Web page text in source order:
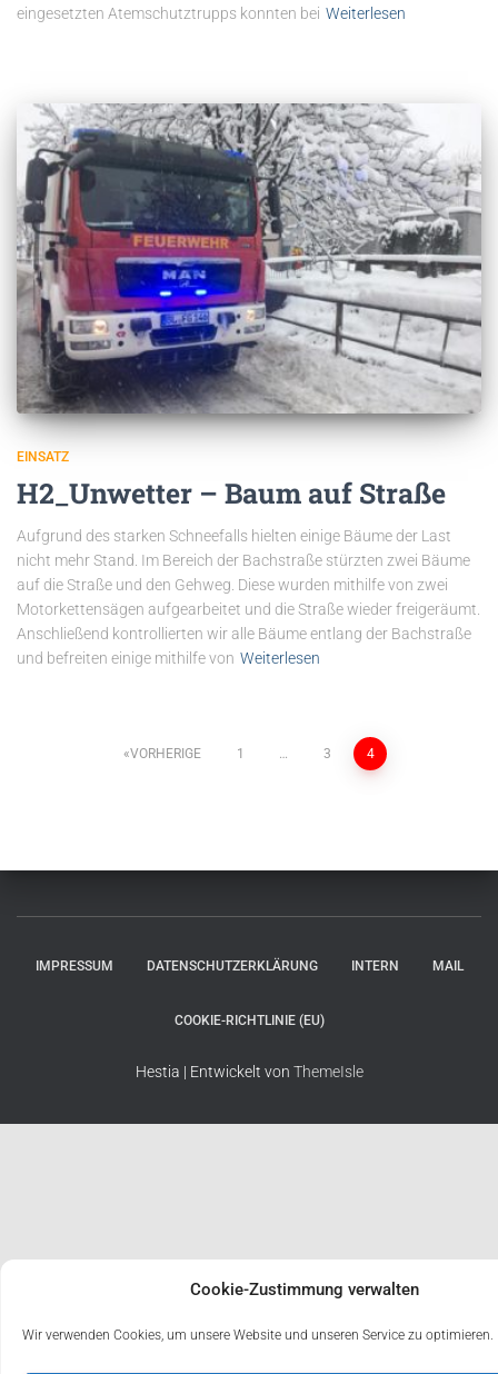
Cookie-Zustimmung verwalten
Wir verwenden Cookies, um unsere Website und unseren Service zu optimieren.
eingesetzten Atemschutztrupps konnten bei Weiterlesen
EINSATZ
H2_Unwetter – Baum auf Straße
Aufgrund des starken Schneefalls hielten einige Bäume der Last
nicht mehr Stand. Im Bereich der Bachstraße stürzten zwei Bäume
auf die Straße und den Gehweg. Diese wurden mithilfe von zwei
Motorkettensägen aufgearbeitet und die Straße wieder freigeräumt.
Anschließend kontrollierten wir alle Bäume entlang der Bachstraße
und befreiten einige mithilfe von Weiterlesen
VORHERIGE 1 … 3 4
IMPRESSUM DATENSCHUTZERKLÄRUNG INTERN MAIL
COOKIE-RICHTLINIE (EU)
Hestia | Entwickelt von ThemeIsle